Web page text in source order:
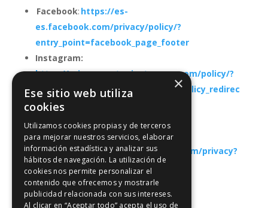
Facebook: https://es-
es.facebook.com/privacy/policy/?
entry_point=facebook_page_footer
Instagram:
https://privacycenter.instagram.com/policy/?
entry_point=ig_help_center_data_policy_redirec
t
Google +:https://policies.google.com/privacy?
hl=es
TikTox:
×
Ese sitio web utiliza
cookies
Utilizamos cookies propias y de terceros
para mejorar nuestros servicios, elaborar
información estadística y analizar sus
hábitos de navegación. La utilización de
cookies nos permite personalizar el
contenido que ofrecemos y mostrarle
publicidad relacionada con sus intereses.
Al clicar en “Aceptar todo” acepta el uso de